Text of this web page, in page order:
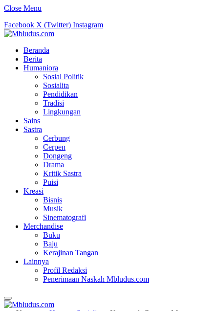
Close Menu
Facebook X (Twitter) Instagram
Beranda
Berita
Humaniora
Sosial Politik
Sosialita
Pendidikan
Tradisi
Lingkungan
Sains
Sastra
Cerbung
Cerpen
Dongeng
Drama
Kritik Sastra
Puisi
Kreasi
Bisnis
Musik
Sinematografi
Merchandise
Buku
Baju
Kerajinan Tangan
Lainnya
Profil Redaksi
Penerimaan Naskah Mbludus.com